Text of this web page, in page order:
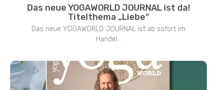
Das neue YOGAWORLD JOURNAL ist da!
Titelthema „Liebe“
Das neue YOGAWORLD JOURNAL ist ab sofort im
Handel...